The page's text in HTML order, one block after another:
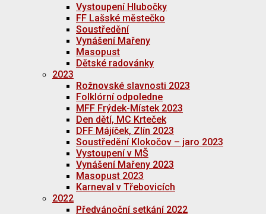
Vystoupení Hlubočky
FF Lašské městečko
Soustředění
Vynášení Mařeny
Masopust
Dětské radovánky
2023
Rožnovské slavnosti 2023
Folklórní odpoledne
MFF Frýdek-Místek 2023
Den dětí, MC Krteček
DFF Májíček, Zlín 2023
Soustředění Klokočov – jaro 2023
Vystoupení v MŠ
Vynášení Mařeny 2023
Masopust 2023
Karneval v Třebovicích
2022
Předvánoční setkání 2022